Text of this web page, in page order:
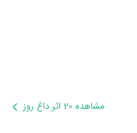
مشاهده 20 اثر داغ روز